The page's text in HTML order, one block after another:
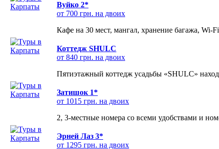
Вуйко 2*
от 700 грн. на двоих
Кафе на 30 мест, мангал, хранение багажа, Wi-
Коттедж SHULC
от 840 грн. на двоих
Пятиэтажный коттедж усадьбы «SHULC»
Затишок 1*
от 1015 грн. на двоих
2, 3-местные номера со всеми удобствами и
Эрней Лаз 3*
от 1295 грн. на двоих